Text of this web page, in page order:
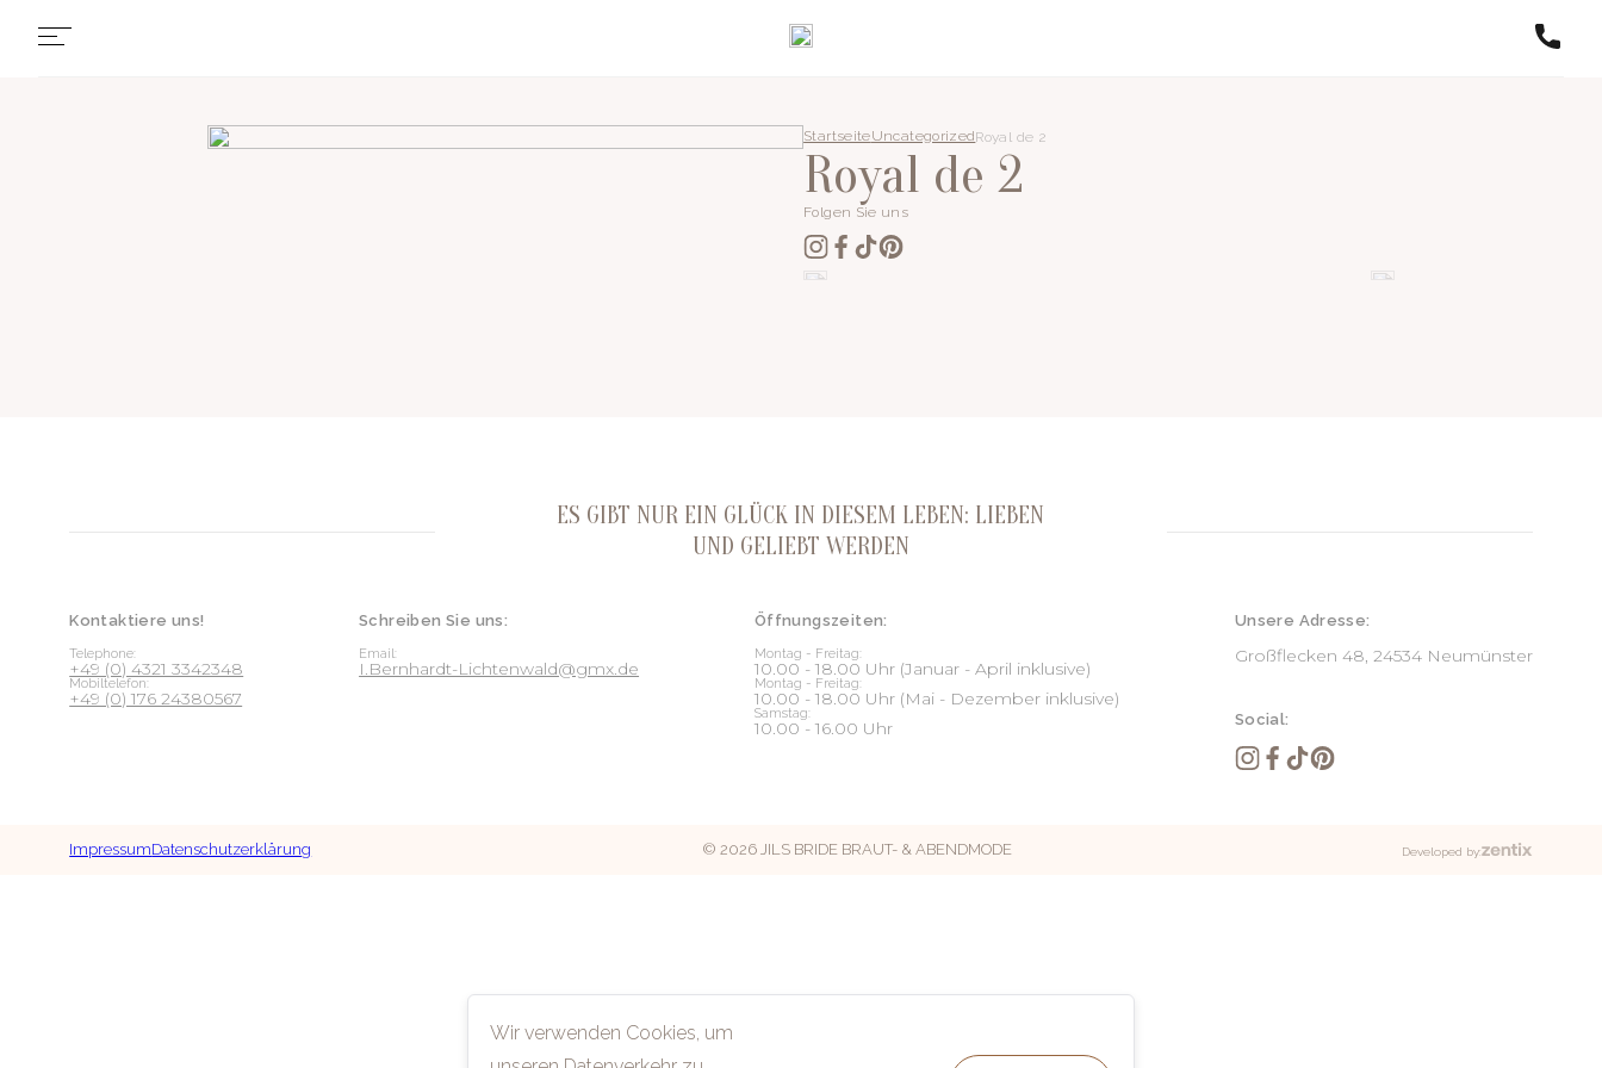
StartseiteUncategorizedRoyal de 2
Royal de 2
Folgen Sie uns
ES GIBT NUR EIN GLÜCK IN DIESEM LEBEN: LIEBEN
UND GELIEBT WERDEN
Kontaktiere uns!
Telephone:
+49 (0) 4321 3342348
Mobiltelefon:
+49 (0) 176 24380567
Schreiben Sie uns:
Email:
I.Bernhardt-Lichtenwald@gmx.de
Öffnungszeiten:
Montag - Freitag:
10.00 - 18.00 Uhr (Januar - April inklusive)
Montag - Freitag:
10.00 - 18.00 Uhr (Mai - Dezember inklusive)
Samstag:
10.00 - 16.00 Uhr
Unsere Adresse:
Großflecken 48, 24534 Neumünster
Social:
ImpressumDatenschutzerklärung © 2026 JILS BRIDE BRAUT- & ABENDMODE Developed by:
Wir verwenden Cookies, um